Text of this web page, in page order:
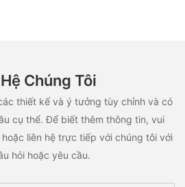
Chúng Tôi
thiết kế và ý tưởng tùy chỉnh và có
cụ thể. Để biết thêm thông tin, vui
liên hệ trực tiếp với chúng tôi với
hỏi hoặc yêu cầu.